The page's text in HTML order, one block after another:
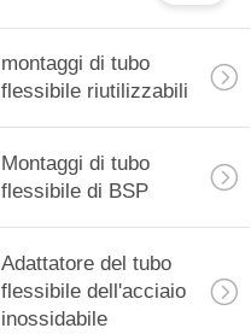
montaggi di tubo
flessibile riutilizzabili
Montaggi di tubo
flessibile di BSP
Adattatore del tubo
flessibile dell'acciaio
inossidabile